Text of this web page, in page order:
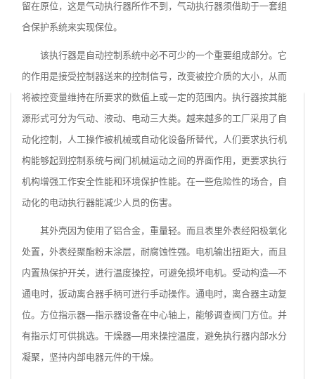
留在原位，这是气动执行器所作不到，气动执行器须借助于一套组
合保护系统来实现保位。
该执行器是自动控制系统中必不可少的一个重要组成部分。它
的作用是接受控制器送来的控制信号，改变被控介质的大小，从而
将被控变量维持在所要求的数值上或一定的范围内。执行器按其能
源形式可分为气动、液动、电动三大类。越来越多的工厂采用了自
动化控制，人工操作被机械或自动化设备所替代，人们要求执行机
构能够起到控制系统与阀门机械运动之间的界面作用，更要求执行
机构增强工作安全性能和环境保护性能。在一些危险性的场合，自
动化的电动执行器能减少人员的伤害。
其外壳因为使用了铝合金，重量轻。而且表里外表经阳极氧化
处置，外表经聚酯粉末涂层，耐腐蚀性强。电机输出扭距大，而且
内置热保护开关，进行温度操控，可避免损坏电机。受动构造—不
通电时，扳动离合器手柄可进行手动操作。通电时，离合器主动复
位。方位指示器—指示器设备在中心轴上，能够调查阀门方位。并
有指示灯可供挑选。干燥器—用来操控温度，避免执行器内部水分
凝聚，坚持内部电器元件的干燥。